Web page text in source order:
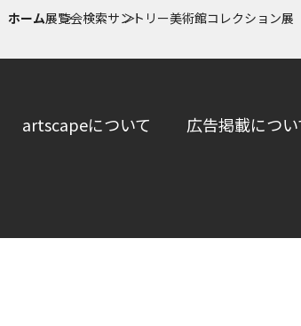
ホーム展覧会検索サントリー美術館コレクション
artscapeについて 広告掲載につい